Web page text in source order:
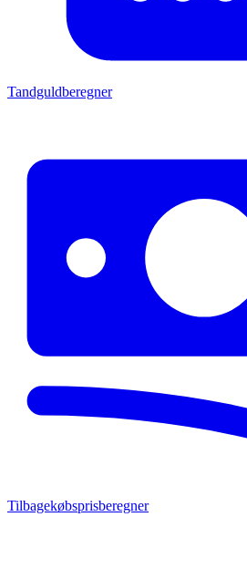
Tandguldberegner
Tilbagekøbsprisberegner